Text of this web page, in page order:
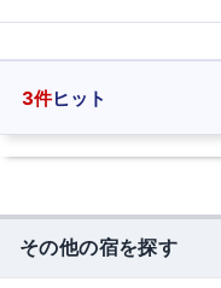
3件ヒット
その他の宿を探す